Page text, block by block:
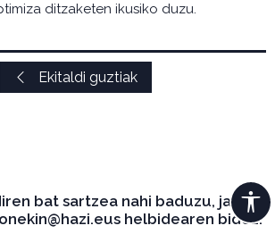
ditzaketen ikusiko duzu.
Ekitaldi guztiak
bat sartzea nahi baduzu, jarri
helbidearen bidez.